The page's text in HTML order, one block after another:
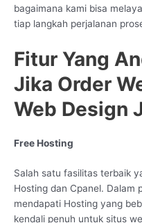
bagaimana kami bisa
tiap langkah perjalanan
Fitur Yang
Jika Order
Web Design
Free Hosting
Salah satu fasilitas terbaik
Hosting dan Cpanel. Dalam
mendapati Hosting yang
kendali penuh untuk situs